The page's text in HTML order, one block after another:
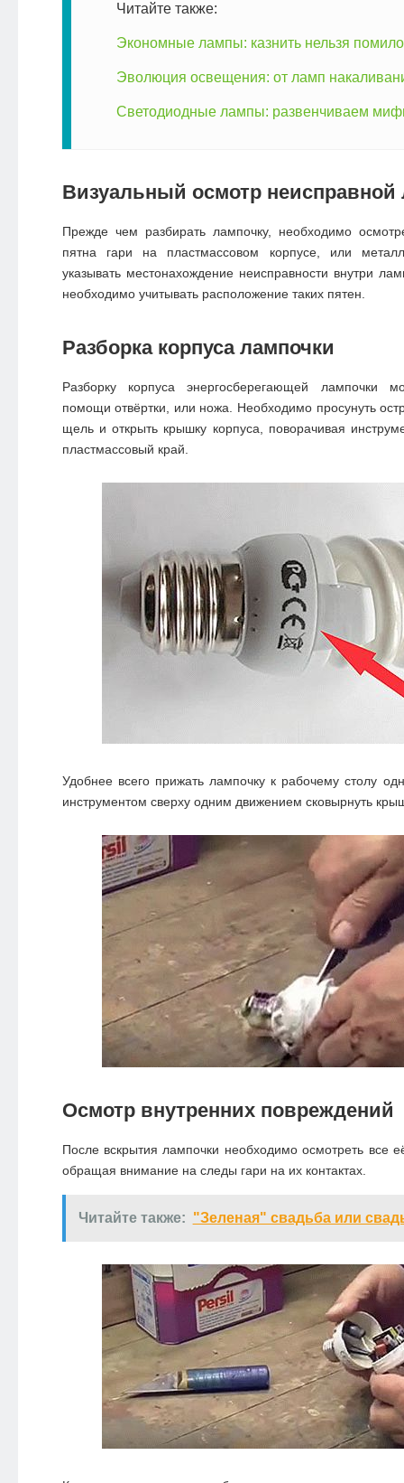
Читайте также:
Экономные лампы: казнить нельзя
Эволюция освещения: от ламп
Светодиодные лампы: развенчиваем
Визуальный осмотр неисправной
Прежде чем разбирать лампочку, необходимо
пятна гари на пластмассовом корпусе, или
указывать местонахождение неисправности внутри
необходимо учитывать расположение таких пятен.
Разборка корпуса лампочки
Разборку корпуса энергосберегающей лампочки
помощи отвёртки, или ножа. Необходимо просунуть
щель и открыть крышку корпуса, поворачивая
пластмассовый край.
Удобнее всего прижать лампочку к рабочему столу
инструментом сверху одним движением сковырнуть
Осмотр внутренних повреждений
После вскрытия лампочки необходимо осмотреть все
обращая внимание на следы гари на их контактах.
Читайте также: "Зеленая" свадьба или